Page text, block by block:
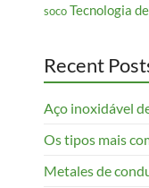
socoTecnologia
Recent
Aço inoxidável
Os tipos mais
Metales de